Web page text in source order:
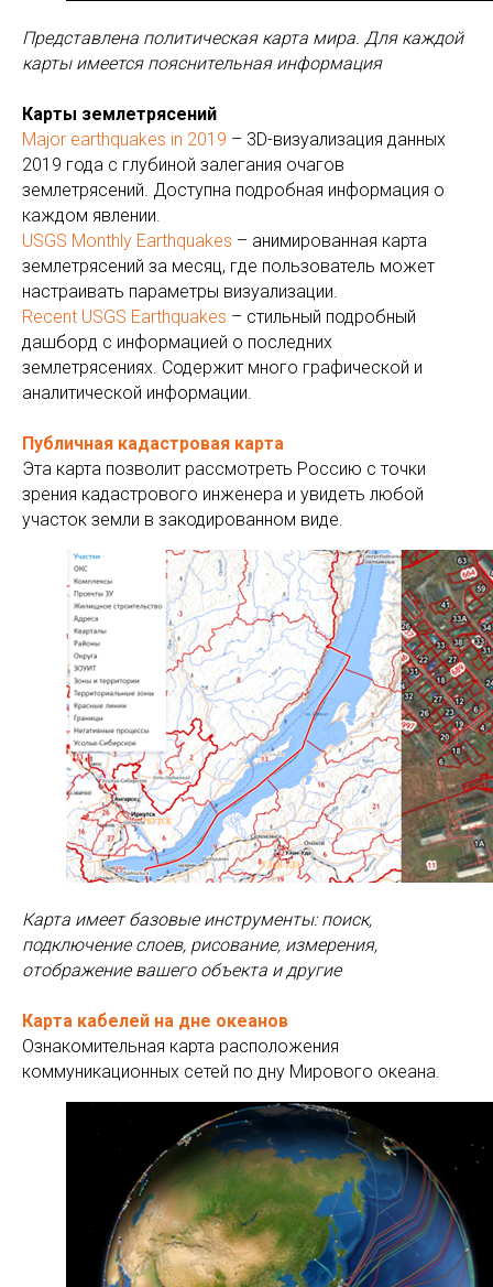
Представлена политическая карта мира. Для каждой
карты имеется пояснительная информация
Карты землетрясений
Major earthquakes in 2019 – 3D-визуализация данных
2019 года с глубиной залегания очагов
землетрясений. Доступна подробная информация о
каждом явлении.
USGS Monthly Earthquakes – анимированная карта
землетрясений за месяц, где пользователь может
настраивать параметры визуализации.
Recent USGS Earthquakes – стильный подробный
дашборд с информацией о последних
землетрясениях. Содержит много графической и
аналитической информации.
Публичная кадастровая карта
Эта карта позволит рассмотреть Россию с точки
зрения кадастрового инженера и увидеть любой
участок земли в закодированном виде.
Карта имеет базовые инструменты: поиск,
подключение слоев, рисование, измерения,
отображение вашего объекта и другие
Карта кабелей на дне океанов
Ознакомительная карта расположения
коммуникационных сетей по дну Мирового океана.